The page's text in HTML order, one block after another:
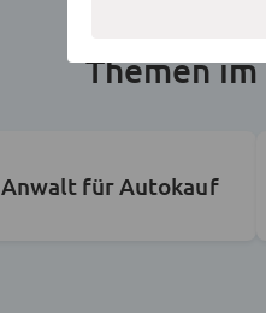
Themen
Anwalt für Autokauf